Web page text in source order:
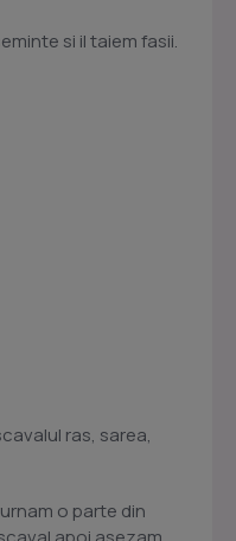
si il taiem fasii.
ras, sarea,
o parte din